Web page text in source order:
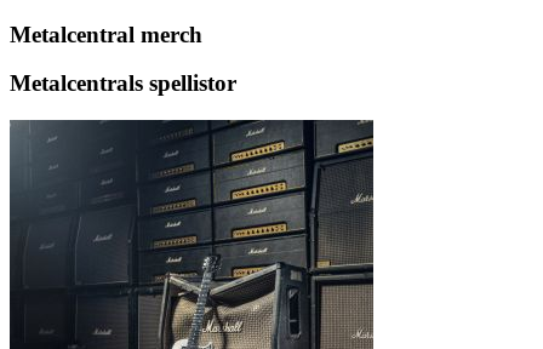
Metalcentral merch
Metalcentrals spellistor